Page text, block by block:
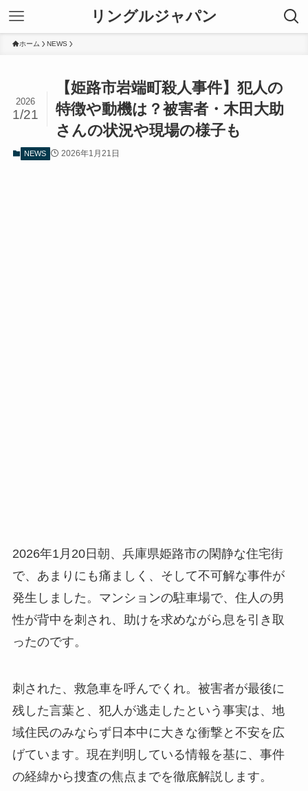
リングルジャパン
ホーム NEWS
【姫路市岩端町殺人事件】犯人の
特徴や動機は？被害者・木田大助
さんの状況や現場の様子も
2026
1/21
NEWS 2026年1月21日
2026年1月20日朝、兵庫県姫路市の閑静な住宅街
で、あまりにも痛ましく、そして不可解な事件が
発生しました。マンションの駐車場で、住人の男
性が背中を刺され、助けを求めながら息を引き取
ったのです。
刺された、救急車を呼んでくれ。被害者が最後に
残した言葉と、犯人が逃走したという事実は、地
域住民のみならず日本中に大きな衝撃と不安を広
げています。現在判明している情報を基に、事件
の経緯から捜査の焦点までを徹底解説します。